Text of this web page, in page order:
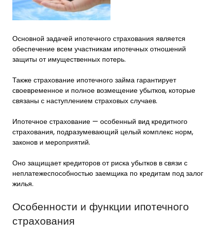
Основной задачей ипотечного страхования является
обеспечение всем участникам ипотечных отношений
защиты от имущественных потерь.
Также страхование ипотечного займа гарантирует
своевременное и полное возмещение убытков, которые
связаны с наступлением страховых случаев.
Ипотечное страхование — особенный вид кредитного
страхования, подразумевающий целый комплекс норм,
законов и мероприятий.
Оно защищает кредиторов от риска убытков в связи с
неплатежеспособностью заемщика по кредитам под залог
жилья.
Особенности и функции ипотечного
страхования